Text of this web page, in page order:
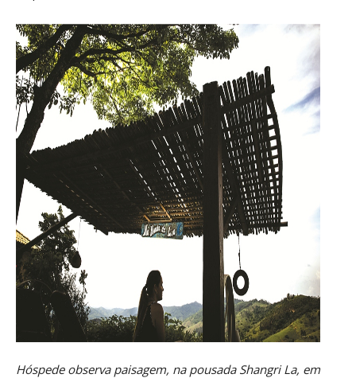
Hóspede observa paisagem, na pousada Shangri La, em